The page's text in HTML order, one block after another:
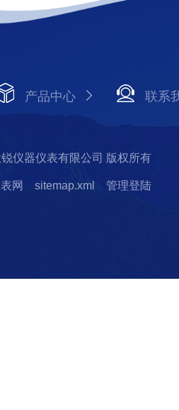
产品中心 联系
仪器仪表有限公司 版权所有
网 sitemap.xml 管理登陆